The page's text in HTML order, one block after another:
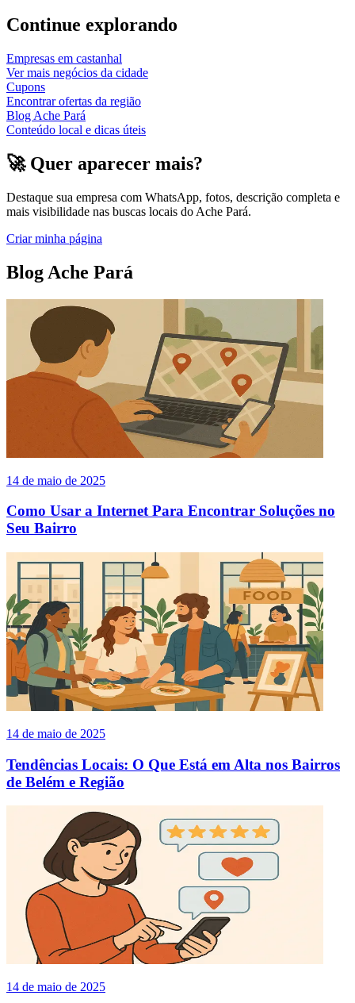
Continue explorando
Empresas em castanhal
Ver mais negócios da cidade
Cupons
Encontrar ofertas da região
Blog Ache Pará
Conteúdo local e dicas úteis
🚀 Quer aparecer mais?
Destaque sua empresa com WhatsApp, fotos, descrição completa e
mais visibilidade nas buscas locais do Ache Pará.
Criar minha página
Blog Ache Pará
14 de maio de 2025
Como Usar a Internet Para Encontrar Soluções no
Seu Bairro
14 de maio de 2025
Tendências Locais: O Que Está em Alta nos Bairros
de Belém e Região
14 de maio de 2025